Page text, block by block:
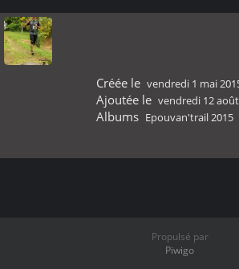
Créée le vendredi 1 mai
Ajoutée le vendredi 12
Albums Epouvan'trail 2015
Propulsé par
Piwigo